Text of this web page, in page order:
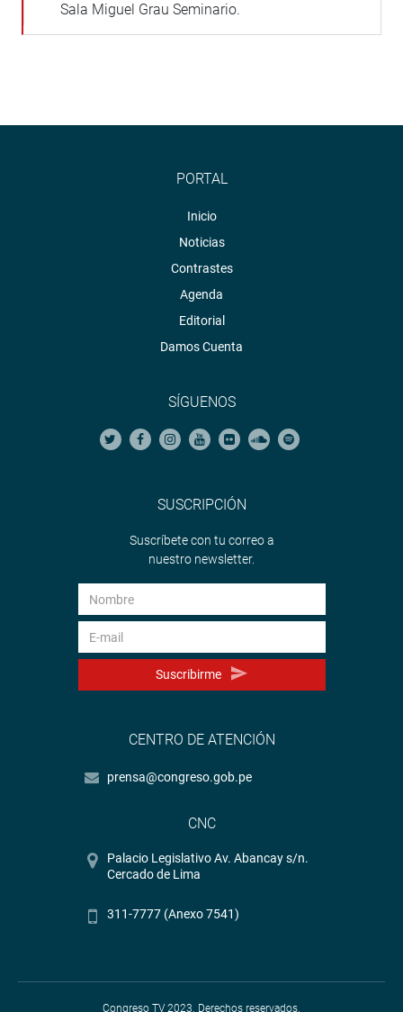
Sala Miguel Grau Seminario.
PORTAL
Inicio
Noticias
Contrastes
Agenda
Editorial
Damos Cuenta
SÍGUENOS
SUSCRIPCIÓN
Suscríbete con tu correo a
nuestro newsletter.
Suscribirme
CENTRO DE ATENCIÓN
prensa@congreso.gob.pe
CNC
Palacio Legislativo Av. Abancay s/n.
Cercado de Lima
311-7777 (Anexo 7541)
Congreso TV 2023. Derechos reservados.